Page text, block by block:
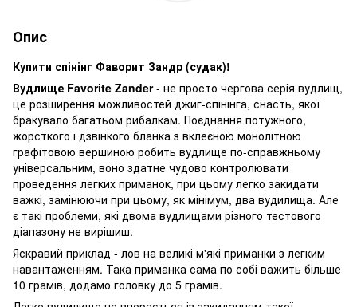
Опис
Купити спінінг Фаворит Зандр (судак)!
Вудлище Favorite Zander- не просто чергова серія вудлищ,
це розширення можливостей джиг-спінінга, снасть, якої
бракувало багатьом рибалкам. Поєднання потужного,
жорсткого і дзвінкого бланка з вклеєною монолітною
графітовою вершиною робить вудлище по-справжньому
універсальним, воно здатне чудово контролювати
проведення легких приманок, при цьому легко закидати
важкі, замінюючи при цьому, як мінімум, два вудилища. Але
є такі проблеми, які двома вудлищами різного тестового
діапазону не вирішиш.
Яскравий приклад - лов на великі м'які приманки з легким
навантаженням. Така приманка сама по собі важить більше
10 грамів, додамо головку до 5 грамів.